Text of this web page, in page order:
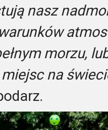
nasz
morzu,
na